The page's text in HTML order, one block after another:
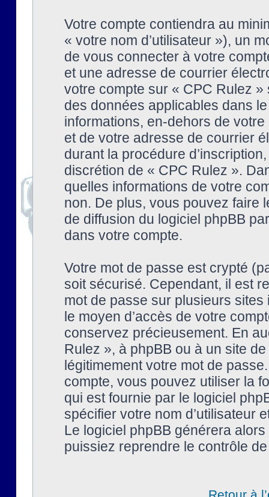
Votre compte contiendra au
« votre nom d’utilisateur »), un
de vous connecter à votre
et une adresse de courrier
votre compte sur « CPC Rulez
des données applicables dans
informations, en-dehors de
et de votre adresse de courrier
durant la procédure
discrétion de « CPC Rulez ».
quelles informations de votre
non. De plus, vous pouvez faire
de diffusion du logiciel phpBB
dans votre compte.
Votre mot de passe est crypté
soit sécurisé. Cependant, il est
mot de passe sur plusieurs
le moyen d’accès de votre
conservez précieusement. En
Rulez », à phpBB ou à un site
légitimement votre mot de
compte, vous pouvez utiliser la
qui est fournie par le logiciel
spécifier votre nom d’utilisateur
Le logiciel phpBB générera
puissiez reprendre le contrôle